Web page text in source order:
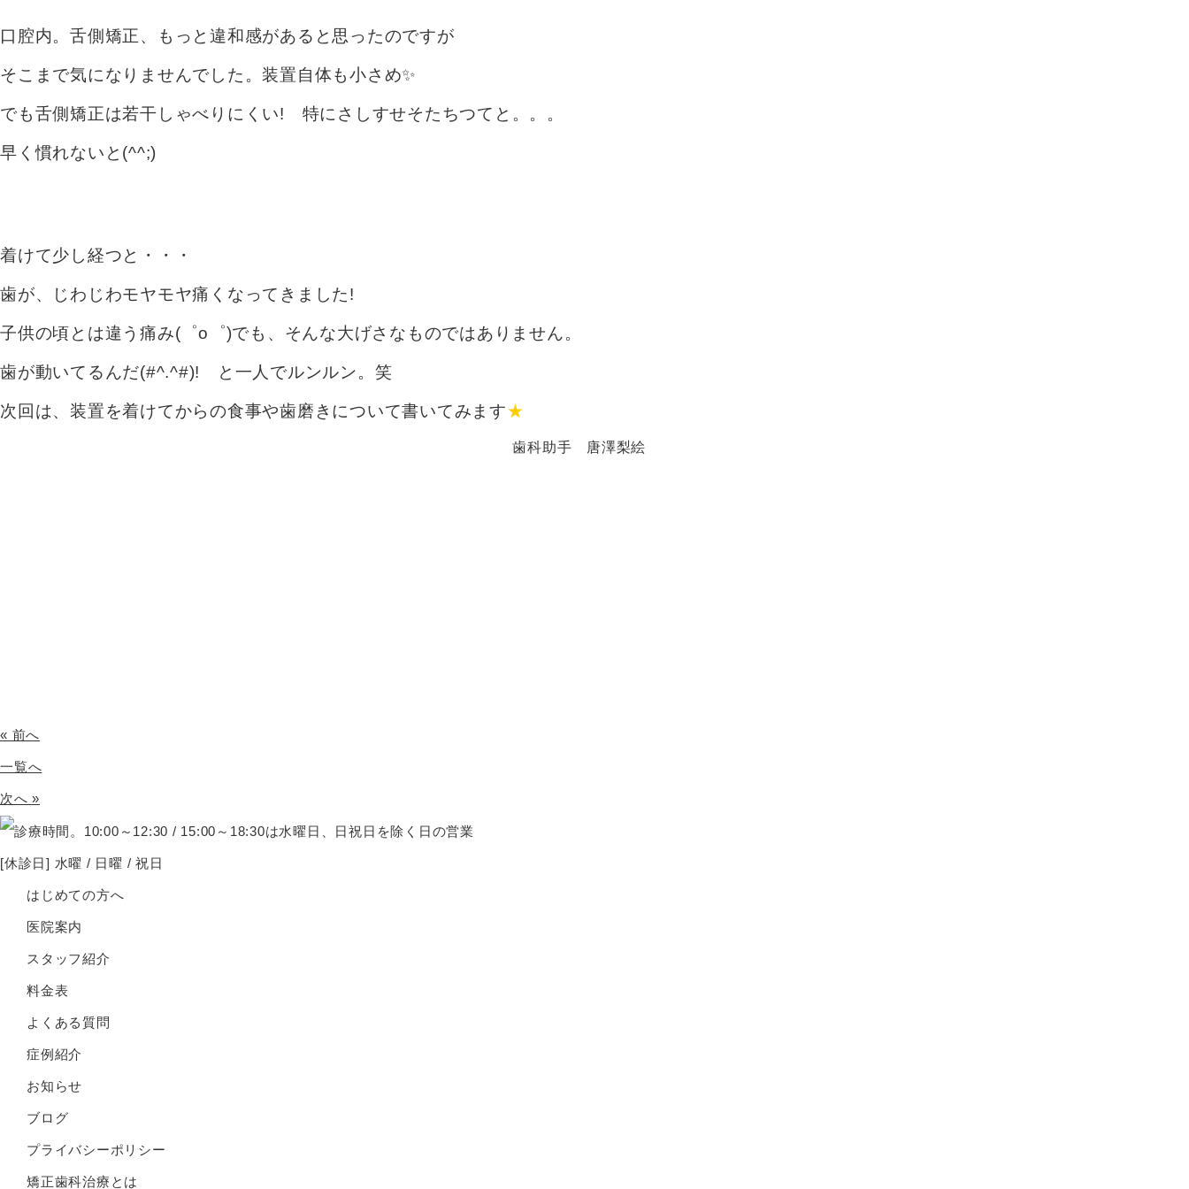
口腔内。舌側矯正、もっと違和感があると思ったのですが
そこまで気になりませんでした。装置自体も小さめ✨
でも舌側矯正は若干しゃべりにくい! 特にさしすせそたちつてと。。。
早く慣れないと(^^;)
着けて少し経つと・・・
歯が、じわじわモヤモヤ痛くなってきました!
子供の頃とは違う痛み(゜o゜)でも、そんな大げさなものではありません。
歯が動いてるんだ(#^.^#)! と一人でルンルン。笑
次回は、装置を着けてからの食事や歯磨きについて書いてみます★
歯科助手 唐澤梨絵
« 前へ
一覧へ
次へ »
[休診日] 水曜 / 日曜 / 祝日
はじめての方へ
医院案内
スタッフ紹介
料金表
よくある質問
症例紹介
お知らせ
ブログ
プライバシーポリシー
矯正歯科治療とは